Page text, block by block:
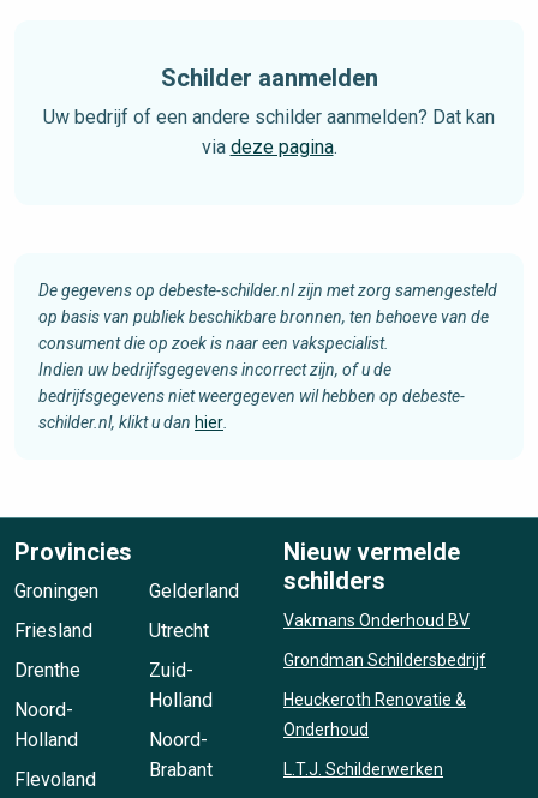
Schilder aanmelden
Uw bedrijf of een andere schilder aanmelden? Dat kan
via deze pagina.
De gegevens op debeste-schilder.nl zijn met zorg samengesteld
op basis van publiek beschikbare bronnen, ten behoeve van de
consument die op zoek is naar een vakspecialist.
Indien uw bedrijfsgegevens incorrect zijn, of u de
bedrijfsgegevens niet weergegeven wil hebben op debeste-
schilder.nl, klikt u dan hier
Provincies
Groningen
Friesland
Drenthe
Noord-
Holland
Flevoland
Gelderland
Utrecht
Zuid-
Holland
Noord-
Brabant
Nieuw vermelde
schilders
Vakmans Onderhoud BV
Grondman Schildersbedrijf
Heuckeroth Renovatie &
Onderhoud
L.T.J. Schilderwerken